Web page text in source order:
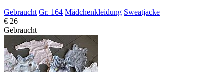
Gebraucht Gr. 164 Mädchenkleidung Sweatjacke
€ 26
Gebraucht